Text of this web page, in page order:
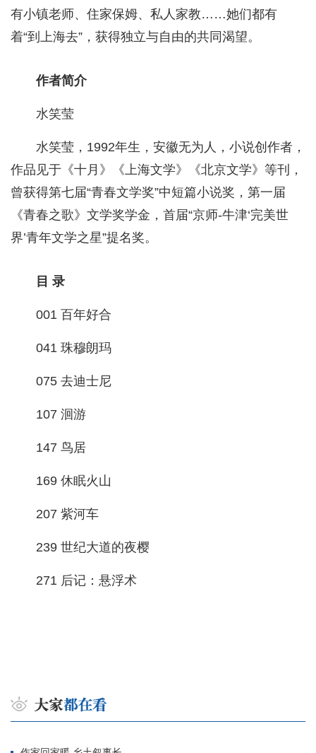
有小镇老师、住家保姆、私人家教……她们都有
着“到上海去”，获得独立与自由的共同渴望。
作者简介
水笑莹
水笑莹，1992年生，安徽无为人，小说创作者，
作品见于《十月》《上海文学》《北京文学》等刊，
曾获得第七届“青春文学奖”中短篇小说奖，第一届
《青春之歌》文学奖学金，首届“京师-牛津‘完美世
界’青年文学之星”提名奖。
目 录
001 百年好合
041 珠穆朗玛
075 去迪士尼
107 洄游
147 鸟居
169 休眠火山
207 紫河车
239 世纪大道的夜樱
271 后记：悬浮术